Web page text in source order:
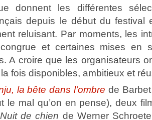
donnent les différentes
depuis le début du festival
reluisant. Par moments, les
et certaines mises en
A croire que les organisateurs
fois disponibles, ambitieux et
la bête dans l’ombre de
le mal qu’on en pense), deux
Nuit de chien de Werner